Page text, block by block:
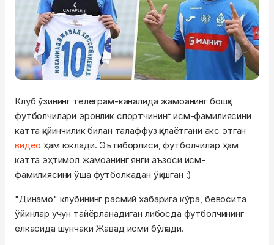
Клуб ўзининг телеграм-каналида жамоанинг бошқа
футболчилари эронлик спортчининг исм-фамилиясини
катта қийинчилик билан талаффуз қилаётгани акс этган
видео ҳам юклади. Эътиборлиси, футболчилар ҳам
катта эҳтимол жамоанинг янги аъзоси исм-
фамилиясини ўша футболкадан ўқишган :)
"Динамо" клубининг расмий хабарига кўра, бевосита
ўйинлар учун тайёрланадиган либосда футболчининг
елкасида шунчаки Жавад исми бўлади.